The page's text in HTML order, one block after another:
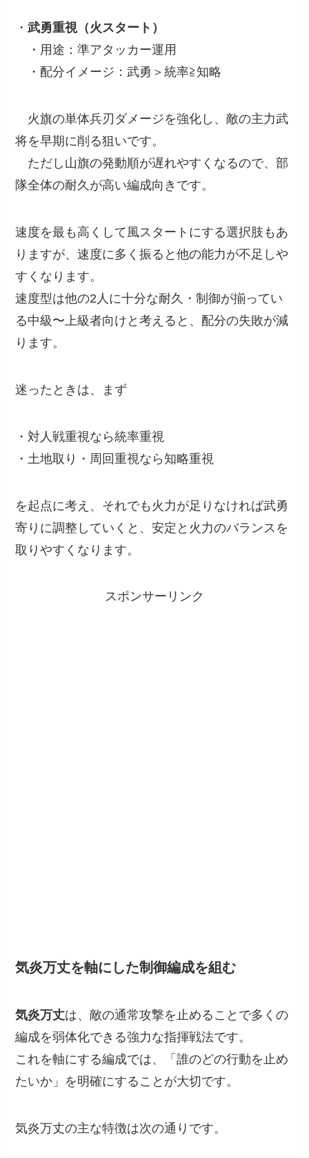
・武勇重視（火スタート）
・用途：準アタッカー運用
・配分イメージ：武勇＞統率≧知略
火旗の単体兵刃ダメージを強化し、敵の主力武
将を早期に削る狙いです。
ただし山旗の発動順が遅れやすくなるので、部
隊全体の耐久が高い編成向きです。
速度を最も高くして風スタートにする選択肢もあ
りますが、速度に多く振ると他の能力が不足しや
すくなります。
速度型は他の2人に十分な耐久・制御が揃ってい
る中級〜上級者向けと考えると、配分の失敗が減
ります。
迷ったときは、まず
・対人戦重視なら統率重視
・土地取り・周回重視なら知略重視
を起点に考え、それでも火力が足りなければ武勇
寄りに調整していくと、安定と火力のバランスを
取りやすくなります。
スポンサーリンク
気炎万丈を軸にした制御編成を組む
気炎万丈は、敵の通常攻撃を止めることで多くの
編成を弱体化できる強力な指揮戦法です。
これを軸にする編成では、「誰のどの行動を止め
たいか」を明確にすることが大切です。
気炎万丈の主な特徴は次の通りです。